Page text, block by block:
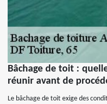
Bâchage de toit :
réunir avant de
Le bâchage de toit exige des